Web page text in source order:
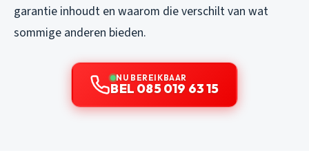
garantie inhoudt en waarom die verschilt van wat
sommige anderen bieden.
NU BEREIKBAAR
BEL 085 019 63 15